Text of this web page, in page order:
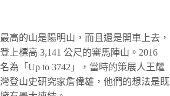
高的山是陽明山，而且還是開車上去，
上標高 3,141 公尺的審馬陣山。2016
為「Up to 3742」，當時的策展人王耀
登山史研究家詹偉雄，他們的想法是既